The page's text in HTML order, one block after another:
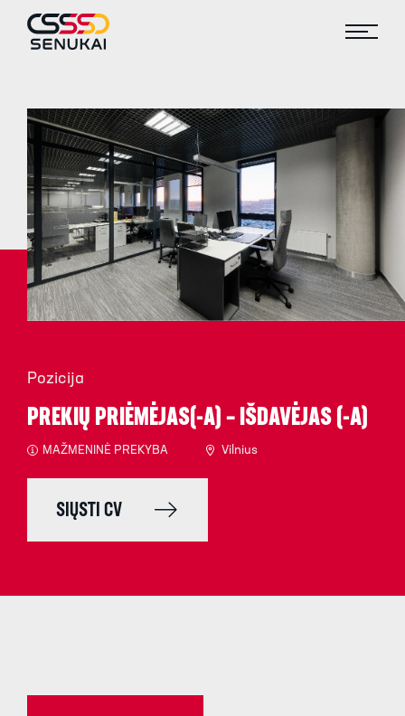
Pozicija
PREKIŲ PRIĖMĖJAS(-A) – IŠDAVĖJAS (-A)
MAŽMENINĖ PREKYBA Vilnius
SIŲSTI CV